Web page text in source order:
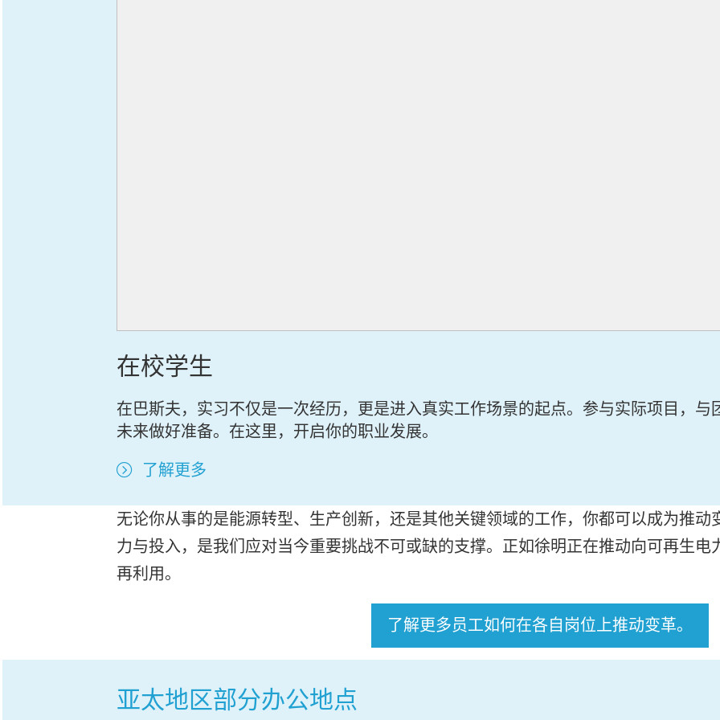
在校学生
在巴斯夫，实习不仅是一次经历，更是进入真实工作场景的起点。参与实际项目，
未来做好准备。在这里，开启你的职业发展。
了解更多
无论你从事的是能源转型、生产创新，还是其他关键领域的工作，你都可以成为推
力与投入，是我们应对当今重要挑战不可或缺的支撑。正如徐明正在推动向可再生
再利用。
了解更多员工如何在各自岗位上推动变革。
亚太地区部分办公地点